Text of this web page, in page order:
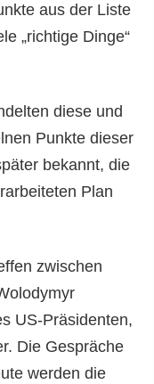
aus der Liste
„richtige Dinge“
diese und
Punkte dieser
bekannt, die
Plan
zwischen
US-Präsidenten,
Die Gespräche
werden die